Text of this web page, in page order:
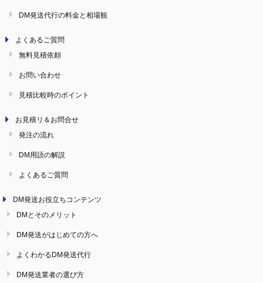
DM発送代行の料金と相場観
よくあるご質問
無料見積依頼
お問い合わせ
見積比較時のポイント
お見積リ＆お問合せ
発注の流れ
DM用語の解説
よくあるご質問
DM発送お役立ちコンテンツ
DMとそのメリット
DM発送がはじめての方へ
よくわかるDM発送代行
DM発送業者の選び方